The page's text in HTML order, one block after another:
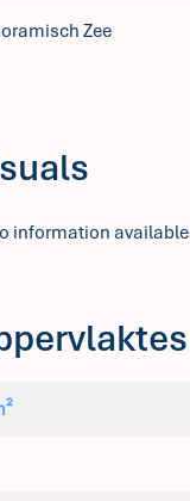
Zee
information available